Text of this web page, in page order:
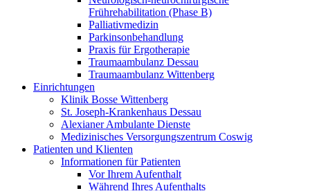
Frührehabilitation (Phase B)
Palliativmedizin
Parkinsonbehandlung
Praxis für Ergotherapie
Traumaambulanz Dessau
Traumaambulanz Wittenberg
Einrichtungen
Klinik Bosse Wittenberg
St. Joseph-Krankenhaus Dessau
Alexianer Ambulante Dienste
Medizinisches Versorgungszentrum Coswig
Patienten und Klienten
Informationen für Patienten
Vor Ihrem Aufenthalt
Während Ihres Aufenthalts